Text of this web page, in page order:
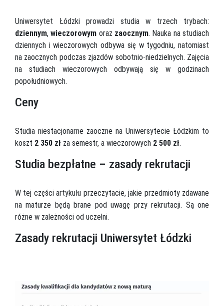
Uniwersytet Łódzki prowadzi studia w trzech trybach:
dziennym,wieczorowym oraz zaocznym. Nauka na studiach
dziennych i wieczorowych odbywa się w tygodniu, natomiast
na zaocznych podczas zjazdów sobotnio-niedzielnych. Zajęcia
na studiach wieczorowych odbywają się w godzinach
popołudniowych.
Ceny
Studia niestacjonarne zaoczne na Uniwersytecie Łódzkim to
koszt 2 350 zł za semestr, a wieczorowych 2 500 zł.
Studia bezpłatne – zasady rekrutacji
W tej części artykułu przeczytacie, jakie przedmioty zdawane
na maturze będą brane pod uwagę przy rekrutacji. Są one
różne w zależności od uczelni.
Zasady rekrutacji Uniwersytet Łódzki